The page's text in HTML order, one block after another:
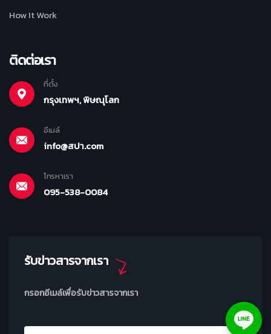
How It Work
ติดต่อเรา
ที่ตั้ง
กรุงเทพฯ, พิษณุโลก
อีเมล์
info@สปา.com
โทรหาเรา
095-538-0084
รับข่าวสารจากเรา
กรอกอีเมล์เพื่อรับข่าวสารจากเรา